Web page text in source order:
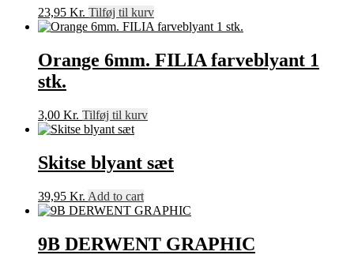
23,95 Kr. Tilføj til kurv
Orange 6mm. FILIA farveblyant 1
stk.
3,00 Kr. Tilføj til kurv
Skitse blyant sæt
39,95 Kr. Add to cart
9B DERWENT GRAPHIC